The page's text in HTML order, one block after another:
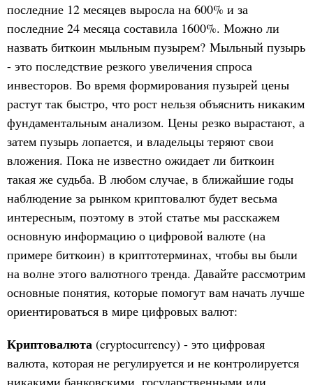
последние 12 месяцев выросла на 600% и за
последние 24 месяца составила 1600%. Можно ли
назвать биткоин мыльным пузырем? Мыльный пузырь
- это последствие резкого увеличения спроса
инвесторов. Во время формирования пузырей цены
растут так быстро, что рост нельзя объяснить никаким
фундаментальным анализом. Цены резко вырастают, а
затем пузырь лопается, и владельцы теряют свои
вложения. Пока не известно ожидает ли биткоин
такая же судьба. В любом случае, в ближайшие годы
наблюдение за рынком криптовалют будет весьма
интересным, поэтому в этой статье мы расскажем
основную информацию о цифровой валюте (на
примере биткоин) в криптотерминах, чтобы вы были
на волне этого валютного тренда. Давайте рассмотрим
основные понятия, которые помогут вам начать лучше
ориентироваться в мире цифровых валют:
Криптовалюта (cryptocurrency) - это цифровая
валюта, которая не регулируется и не контролируется